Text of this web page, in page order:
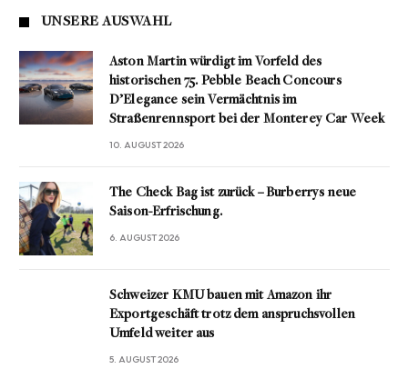
UNSERE AUSWAHL
Aston Martin würdigt im Vorfeld des
historischen 75. Pebble Beach Concours
D’Elegance sein Vermächtnis im
Straßenrennsport bei der Monterey Car Week
10. AUGUST 2026
The Check Bag ist zurück – Burberrys neue
Saison-Erfrischung.
6. AUGUST 2026
Schweizer KMU bauen mit Amazon ihr
Exportgeschäft trotz dem anspruchsvollen
Umfeld weiter aus
5. AUGUST 2026